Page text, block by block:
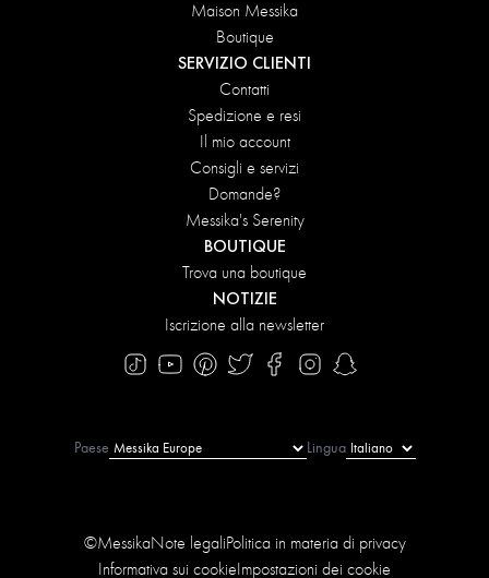
Maison Messika
Boutique
SERVIZIO CLIENTI
Contatti
Spedizione e resi
Il mio account
Consigli e servizi
Domande?
Messika's Serenity
BOUTIQUE
Trova una boutique
NOTIZIE
Iscrizione alla newsletter
©MessikaNote legaliPolitica in materia di privacy
Informativa sui cookieImpostazioni dei cookie
Paese Lingua